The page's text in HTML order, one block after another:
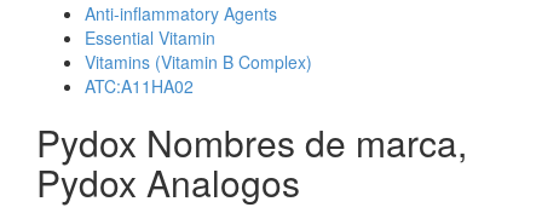
Anti-inflammatory Agents
Essential Vitamin
Vitamins (Vitamin B Complex)
ATC:A11HA02
Pydox Nombres de marca,
Pydox Analogos